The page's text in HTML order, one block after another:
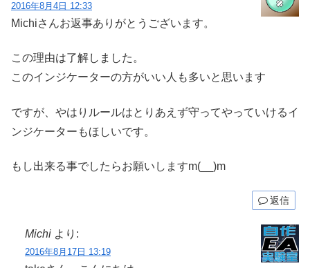
2016年8月4日 12:33
Michiさんお返事ありがとうございます。
この理由は了解しました。
このインジケーターの方がいい人も多いと思います
ですが、やはりルールはとりあえず守ってやっていけるイ
ンジケーターもほしいです。
もし出来る事でしたらお願いしますm(__)m
返信
Michi より:
2016年8月17日 13:19